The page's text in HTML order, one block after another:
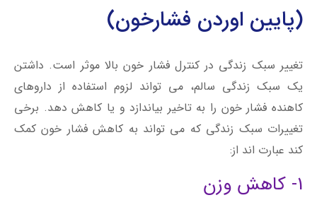
(پایین اوردن فشارخون)
تغییر سبک زندگی در کنترل فشار خون بالا موثر است. داشتن
یک سبک زندگی سالم، می تواند لزوم استفاده از داروهای
کاهنده فشار خون را به تاخیر بیاندازد و یا کاهش دهد. برخی
تغییرات سبک زندگی که می تواند به کاهش فشار خون کمک
کند عبارت اند از:
1- کاهش وزن